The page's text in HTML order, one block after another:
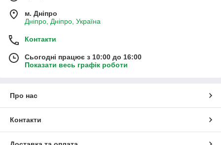
м. Дніпро
Дніпро, Дніпро, Україна
Контакти
Сьогодні працює з 10:00 до 16:00
Показати весь графік роботи
Про нас
Контакти